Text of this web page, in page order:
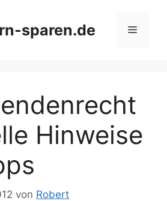
sparen.de Menü
Hinweise
von Robert